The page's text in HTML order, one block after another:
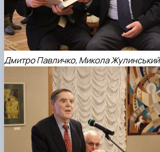
Дмитро Павличко, Микола Жулинський